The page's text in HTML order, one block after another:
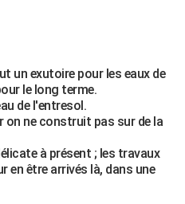
un exutoire pour les eaux de
le long terme.
de l'entresol.
on ne construit pas sur de la
à présent ; les travaux
en être arrivés là, dans une